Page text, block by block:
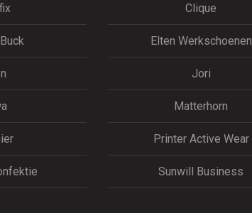
Clique
Elten Werkschoenen
Jori
Matterhorn
Printer Active Wear
Sunwill Business